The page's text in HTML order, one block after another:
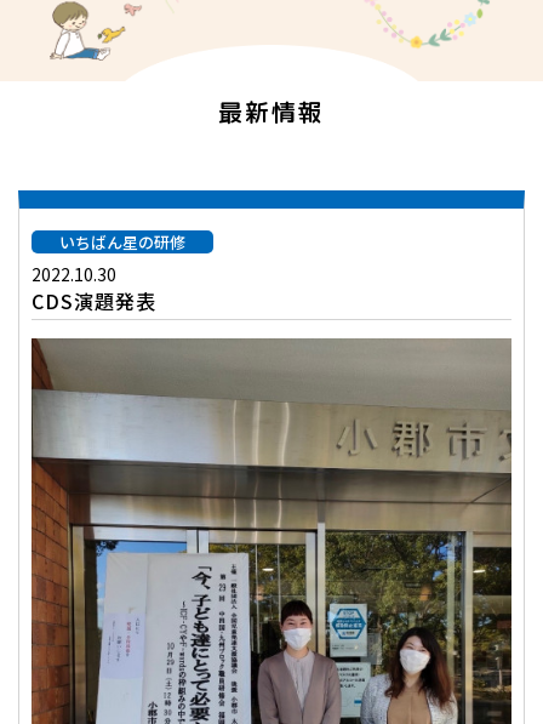
最新情報
いちばん星の研修
2022.10.30
CDS演題発表